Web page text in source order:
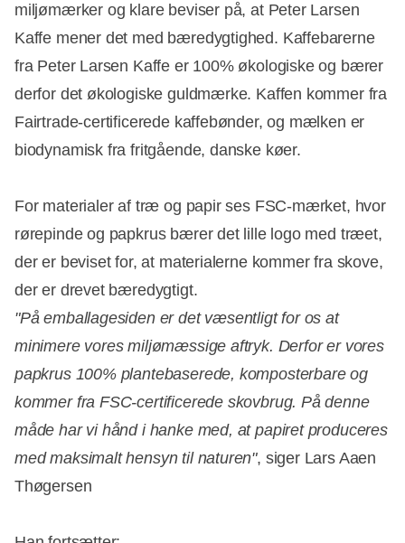
miljømærker og klare beviser på, at Peter Larsen
Kaffe mener det med bæredygtighed. Kaffebarerne
fra Peter Larsen Kaffe er 100% økologiske og bærer
derfor det økologiske guldmærke. Kaffen kommer fra
Fairtrade-certificerede kaffebønder, og mælken er
biodynamisk fra fritgående, danske køer.
For materialer af træ og papir ses FSC-mærket, hvor
rørepinde og papkrus bærer det lille logo med træet,
der er beviset for, at materialerne kommer fra skove,
der er drevet bæredygtigt.
"På emballagesiden er det væsentligt for os at
minimere vores miljømæssige aftryk. Derfor er vores
papkrus 100% plantebaserede, komposterbare og
kommer fra FSC-certificerede skovbrug. På denne
måde har vi hånd i hanke med, at papiret produceres
med maksimalt hensyn til naturen", siger Lars Aaen
Thøgersen